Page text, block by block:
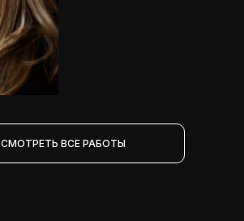
СМОТРЕТЬ ВСЕ РАБОТЫ